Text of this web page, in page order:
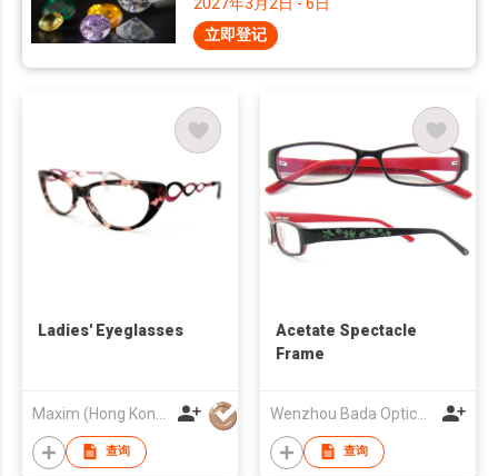
立即登记
Ladies' Eyeglasses
查询
Acetate Spectacle
Frame
Wenzhou Bada Optical Co Ltd
查询